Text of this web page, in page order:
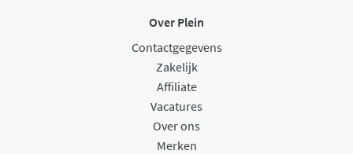
Over Plein
Contactgegevens
Zakelijk
Affiliate
Vacatures
Over ons
Merken